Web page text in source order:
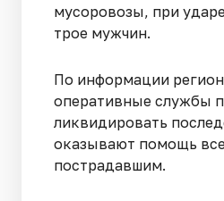
мусоровозы, при
трое мужчин.
По информации
оперативные службы
ликвидировать
оказывают помощь
пострадавшим.